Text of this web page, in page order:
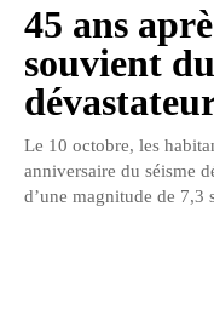
45 ans
souvient
Le 10 octobre, les
anniversaire du séisme
d’une magnitude de 7,3